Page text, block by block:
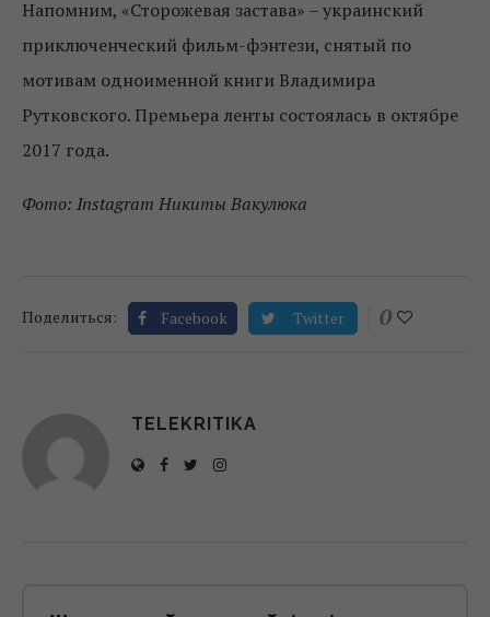
Напомним, «Сторожевая застава» – украинский
приключенческий фильм-фэнтези, снятый по
мотивам одноименной книги Владимира
Рутковского. Премьера ленты состоялась в октябре
2017 года.
Фото: Instagram Никиты Вакулюка
Поделиться: Facebook Twitter 0
TELEKRITIKA